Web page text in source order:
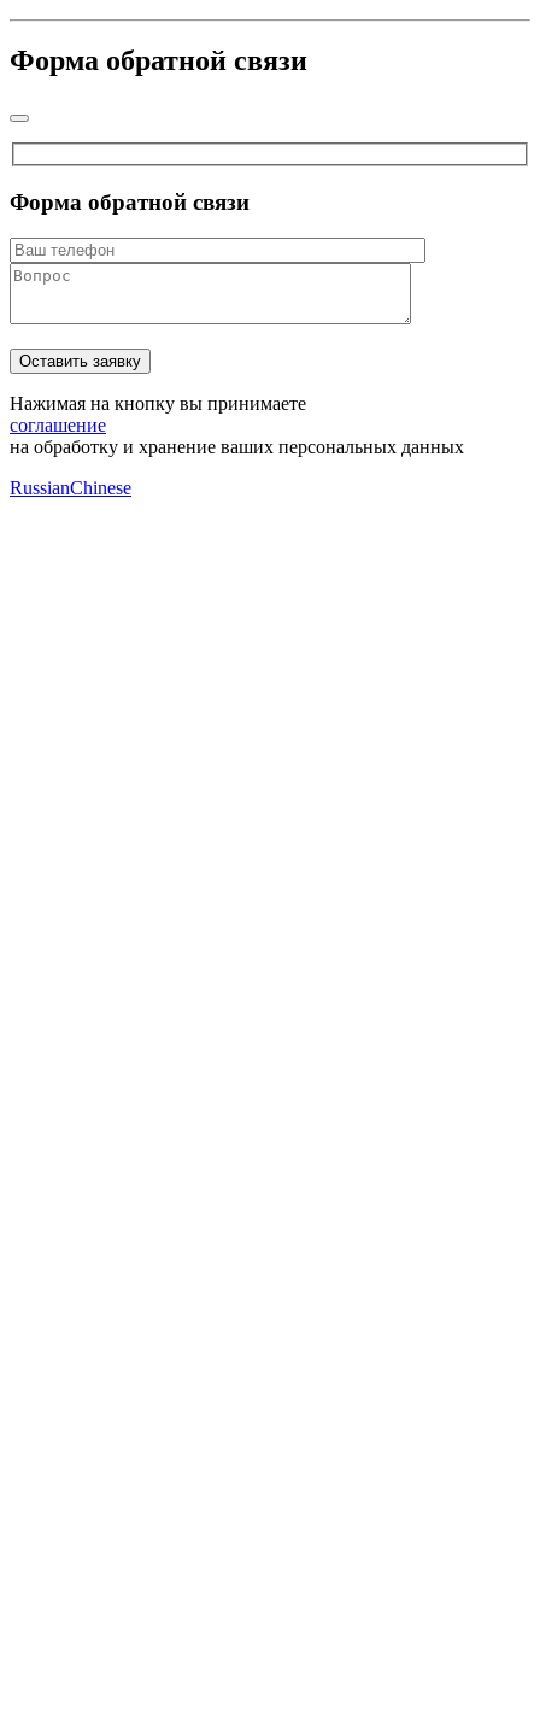
Форма обратной связи
Форма обратной связи
Нажимая на кнопку вы принимаете
соглашение
на обработку и хранение ваших персональных данных
RussianChinese